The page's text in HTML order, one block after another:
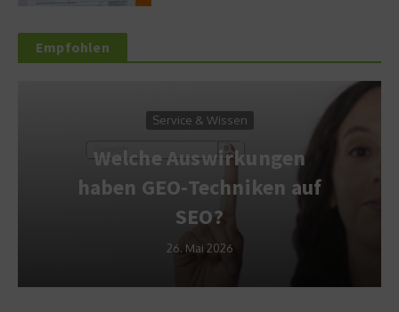
Empfohlen
Service & Wissen
Welche Auswirkungen
haben GEO-Techniken auf
SEO?
26. Mai 2026